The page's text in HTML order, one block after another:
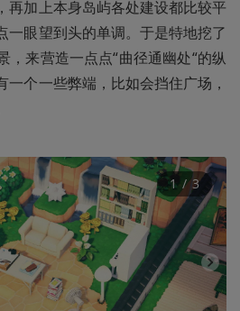
再加上本身岛屿各处建设都比较平
一眼望到头的单调。于是特地挖了
，来营造一点点“曲径通幽处“的纵
个一些弊端，比如会挡住广场，
1 / 3